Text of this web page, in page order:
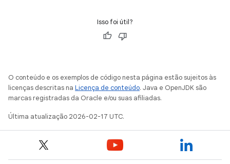
Isso foi útil?
O conteúdo e os exemplos de código nesta página estão sujeitos às
licenças descritas na Licença de conteúdo. Java e OpenJDK são
marcas registradas da Oracle e/ou suas afiliadas.
Última atualização 2026-02-17 UTC.